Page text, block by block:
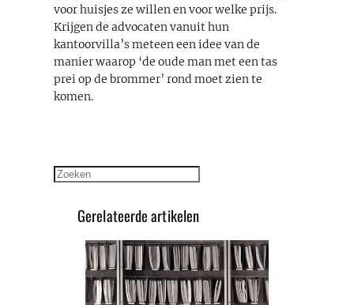
voor huisjes ze willen en voor welke prijs.
Krijgen de advocaten vanuit hun
kantoorvilla’s meteen een idee van de
manier waarop ‘de oude man met een tas
prei op de brommer’ rond moet zien te
komen.
Zoeken
Gerelateerde artikelen